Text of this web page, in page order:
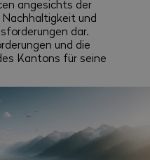
angesichts der
Nachhaltigkeit und
dar.
und die
Kantons für seine